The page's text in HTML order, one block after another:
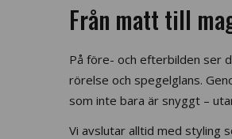
Från matt till
På före- och efterbilden ser
rörelse och spegelglans.
som inte bara är snyggt –
Vi avslutar alltid med styling